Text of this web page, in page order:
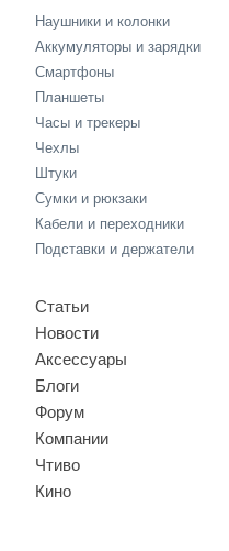
Наушники и колонки
Аккумуляторы и зарядки
Смартфоны
Планшеты
Часы и трекеры
Чехлы
Штуки
Сумки и рюкзаки
Кабели и переходники
Подставки и держатели
Статьи
Новости
Аксессуары
Блоги
Форум
Компании
Чтиво
Кино